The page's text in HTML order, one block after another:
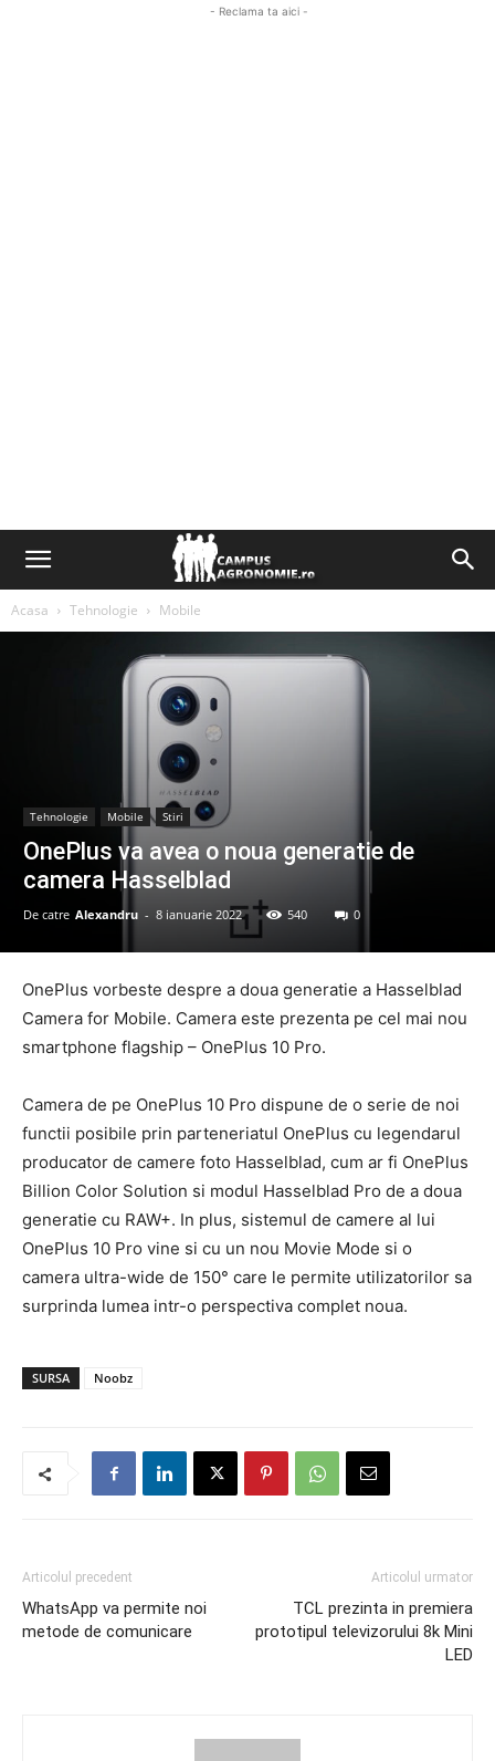
- Reclama ta aici -
Acasa Tehnologie Mobile
Tehnologie Mobile Stiri
OnePlus va avea o noua generatie de
camera Hasselblad
De catre Alexandru - 8 ianuarie 2022 540 0
OnePlus vorbeste despre a doua generatie a Hasselblad
Camera for Mobile. Camera este prezenta pe cel mai nou
smartphone flagship – OnePlus 10 Pro.
Camera de pe OnePlus 10 Pro dispune de o serie de noi
functii posibile prin parteneriatul OnePlus cu legendarul
producator de camere foto Hasselblad, cum ar fi OnePlus
Billion Color Solution si modul Hasselblad Pro de a doua
generatie cu RAW+. In plus, sistemul de camere al lui
OnePlus 10 Pro vine si cu un nou Movie Mode si o
camera ultra-wide de 150° care le permite utilizatorilor sa
surprinda lumea intr-o perspectiva complet noua.
SURSA Noobz
Articolul precedent
WhatsApp va permite noi
metode de comunicare
Articolul urmator
TCL prezinta in premiera
prototipul televizorului 8k Mini
LED